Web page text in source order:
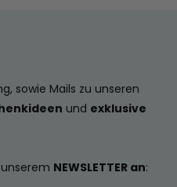
sowie Mails zu unseren
und exklusive
NEWSLETTER an: